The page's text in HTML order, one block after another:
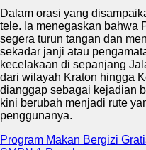
Dalam orasi yang
tele. Ia menegaskan bahwa
segera turun tangan dan
sekadar janji atau
kecelakaan di sepanjang
dari wilayah Kraton hingga
dianggap sebagai kejadian
kini berubah menjadi rute
penggunanya.
Program Makan Bergizi